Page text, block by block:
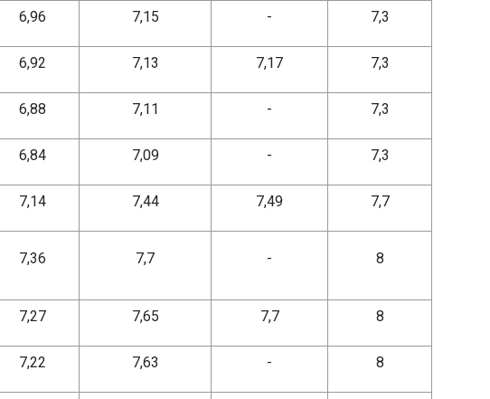
6,96 7,15 - 7,3
6,92 7,13 7,17 7,3
6,88 7,11 - 7,3
6,84 7,09 - 7,3
7,14 7,44 7,49 7,7
7,36 7,7 - 8
7,27 7,65 7,7 8
7,22 7,63 - 8